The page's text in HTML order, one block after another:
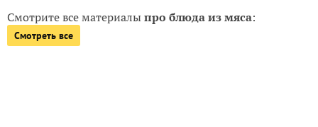
Смотрите все материалыпро блюда из мяса:
Смотреть все